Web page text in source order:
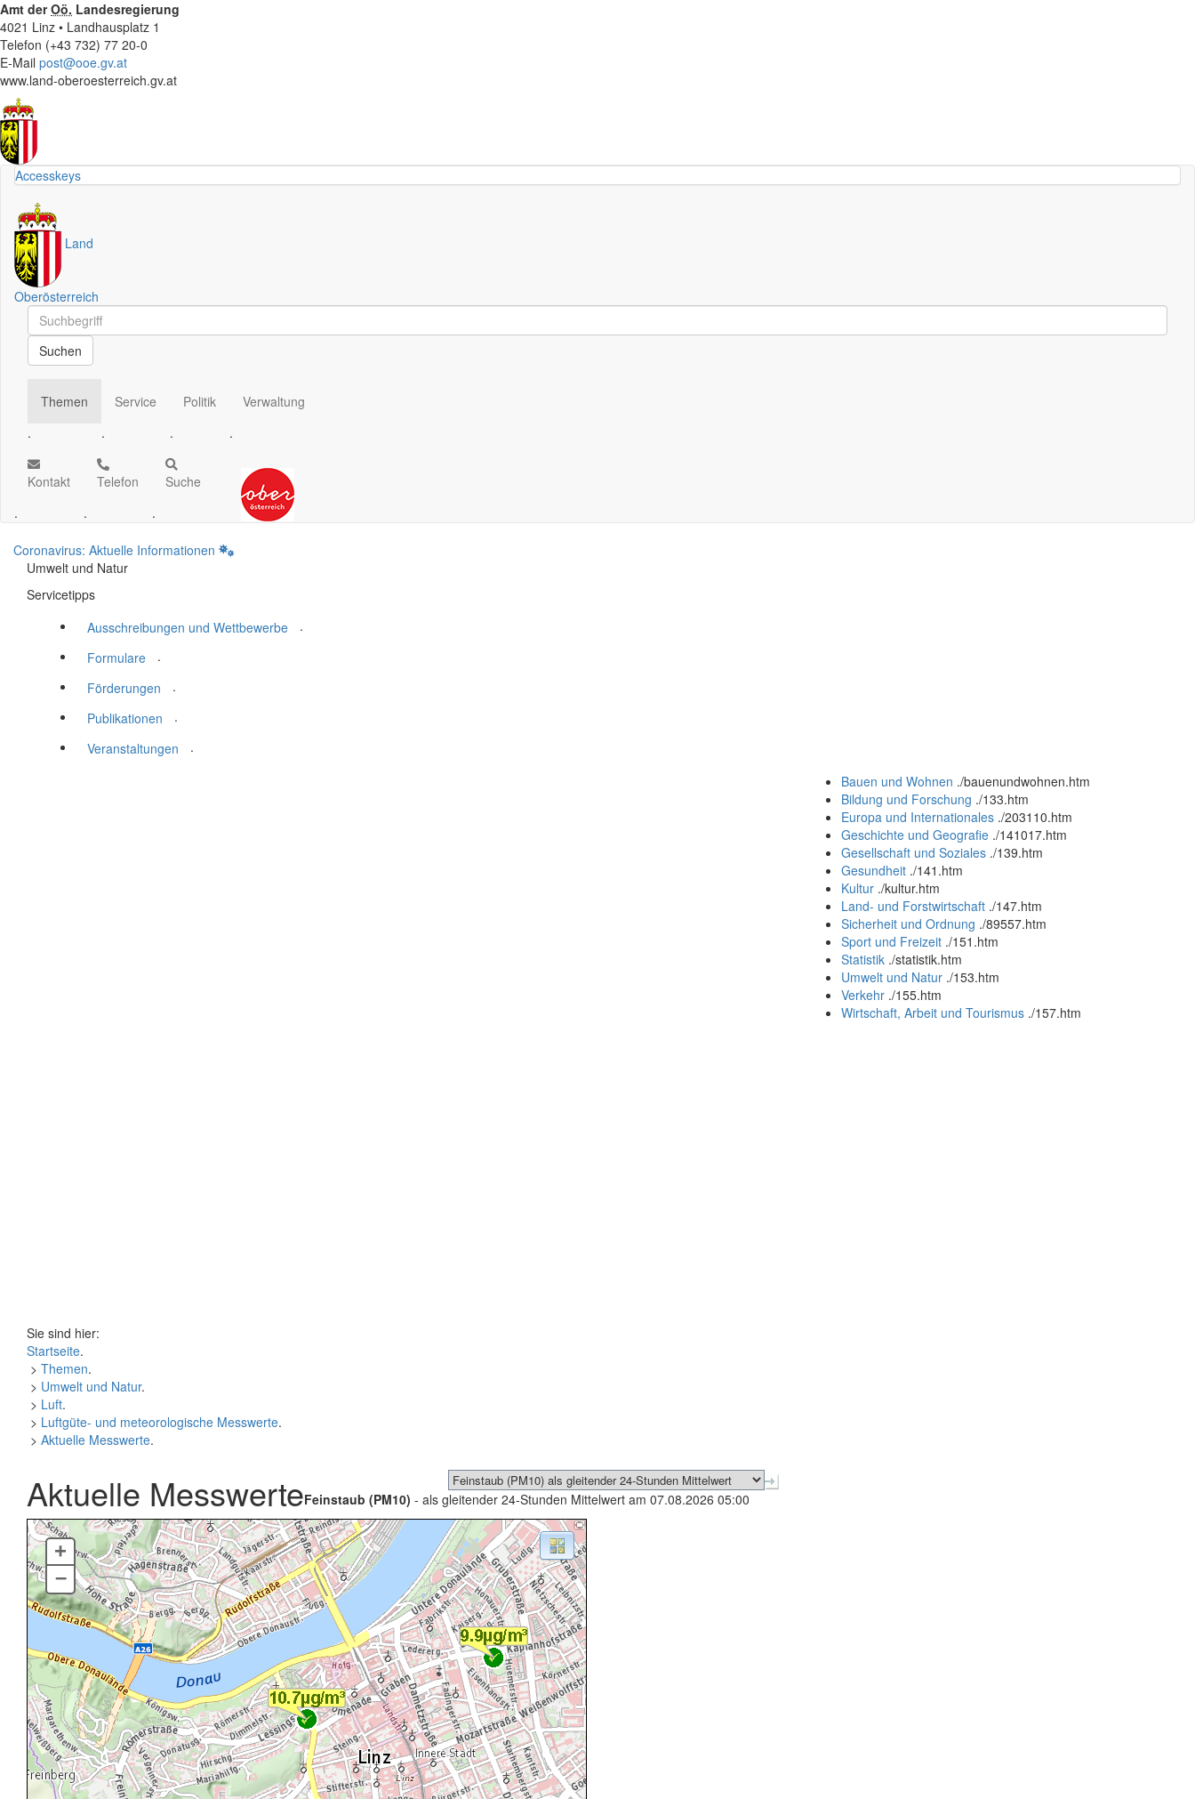
Amt derOö. Landesregierung
4021 Linz • Landhausplatz 1
Telefon (+43 732) 77 20-0
E-Mail post@ooe.gv.at
www.land-oberoesterreich.gv.at
Accesskeys
Land
Oberösterreich
Schnellsuche
Schnellsuche
Suchen
Themen
.
Service
.
Politik
.
Verwaltung
.
Kontakt
.
Telefon
.
Suche
.
Coronavirus: Aktuelle Informationen
Umwelt und Natur
Servicetipps
Ausschreibungen und Wettbewerbe
.
Formulare
.
Förderungen
.
Publikationen
.
Veranstaltungen
.
Bauen und Wohnen ./bauenundwohnen.htm
Bildung und Forschung ./133.htm
Europa und Internationales ./203110.htm
Geschichte und Geografie ./141017.htm
Gesellschaft und Soziales ./139.htm
Gesundheit ./141.htm
Kultur ./kultur.htm
Land- und Forstwirtschaft ./147.htm
Sicherheit und Ordnung ./89557.htm
Sport und Freizeit ./151.htm
Statistik ./statistik.htm
Umwelt und Natur ./153.htm
Verkehr ./155.htm
Wirtschaft, Arbeit und Tourismus ./157.htm
Sie sind hier:
Startseite.
> Themen.
> Umwelt und Natur.
> Luft.
> Luftgüte- und meteorologische Messwerte.
> Aktuelle Messwerte.
Aktuelle MesswerteFeinstaub (PM10) - als gleitender 24-Stunden Mittelwert am 07.08.2026 05:00
+
–